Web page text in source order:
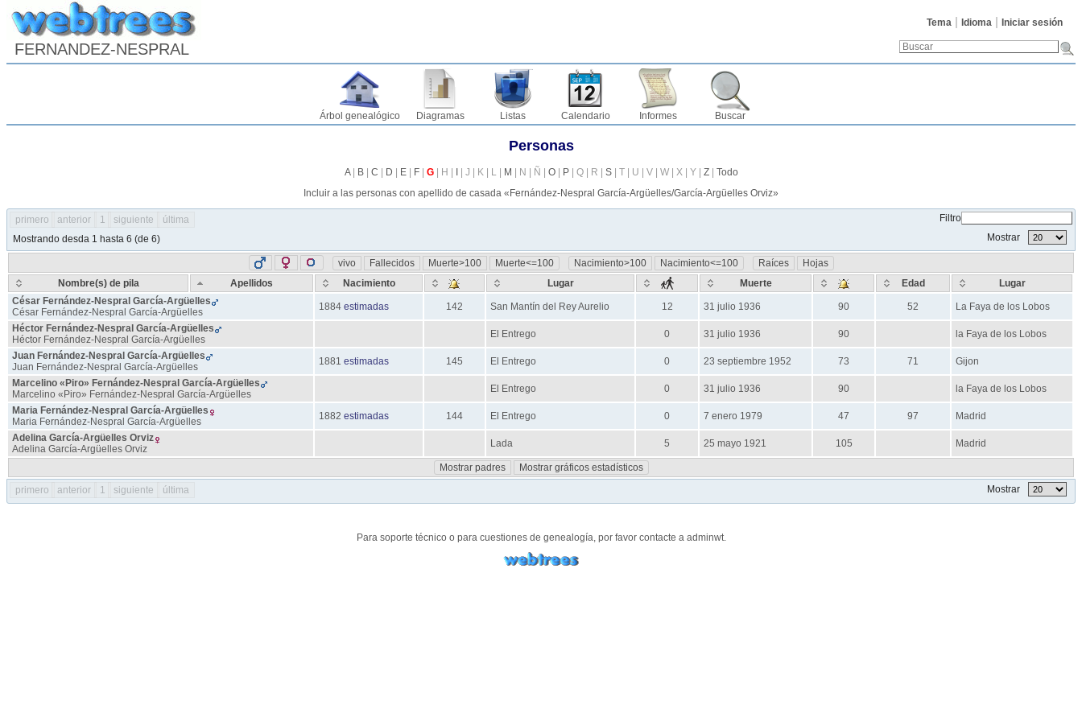
Tema Idioma Iniciar sesión
FERNANDEZ-NESPRAL
Árbol genealógico Diagramas Listas Calendario Informes Buscar
Personas
A| B| C | D | E| F| G| H | I| J | K | L | M | N | Ñ | O| P| Q | R | S| T | U | V | W | X | Y | Z| Todo
Incluir a las personas con apellido de casada «Fernández-Nespral García-Argüelles/García-Argüelles Orviz»
primero anterior 1 siguiente última
Filtro
Mostrando desda 1 hasta 6 (de 6)
Mostrar
vivo Fallecidos Muerte>100 Muerte<=100 Nacimiento>100 Nacimiento<=100 Raíces
Hojas
Nombre(s) de pila
Apellidos Nacimiento Lugar Muerte Edad Lugar
Mostrar padres Mostrar gráficos estadísticos
César Fernández-Nespral García-Argüelles
César Fernández-Nespral García-Argüelles 1884 estimadas 142 San Mantín del Rey Aurelio 12 31 julio 1936 90 52
La Faya de los Lobos
Héctor Fernández-Nespral García-Argüelles
Héctor Fernández-Nespral García-Argüelles El Entrego 0 31 julio 1936 90
la Faya de los Lobos
Juan Fernández-Nespral García-Argüelles
Juan Fernández-Nespral García-Argüelles 1881 estimadas 145 El Entrego 0 23 septiembre 1952 73 71
Gijon
Marcelino «Piro» Fernández-Nespral García-Argüelles
Marcelino «Piro» Fernández-Nespral García-Argüelles El Entrego 0 31 julio 1936 90
la Faya de los Lobos
Maria Fernández-Nespral García-Argüelles
Maria Fernández-Nespral García-Argüelles 1882 estimadas 144 El Entrego 0 7 enero 1979 47 97
Madrid
Adelina García-Argüelles Orviz
Adelina García-Argüelles Orviz Lada 5 25 mayo 1921 105 Madrid
primero anterior 1 siguiente última Mostrar
Para soporte técnico o para cuestiones de genealogía, por favor contacte a adminwt.